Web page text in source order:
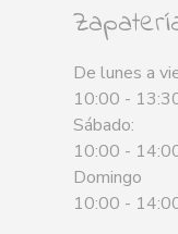
De lunes a
10:00 -
Sábado:
10:00 -
Domingo
10:00 -